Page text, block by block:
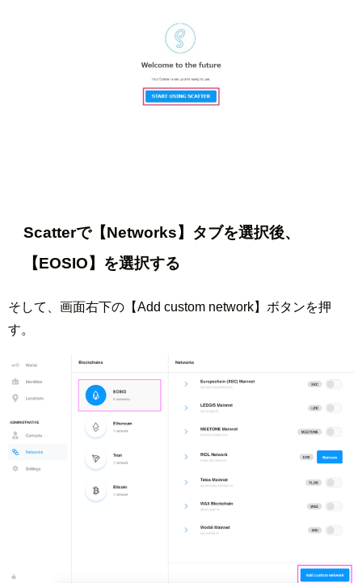
Scatterで【Networks】タブを選択後、
【EOSIO】を選択する
そして、画面右下の【Add custom network】ボタンを押
す。